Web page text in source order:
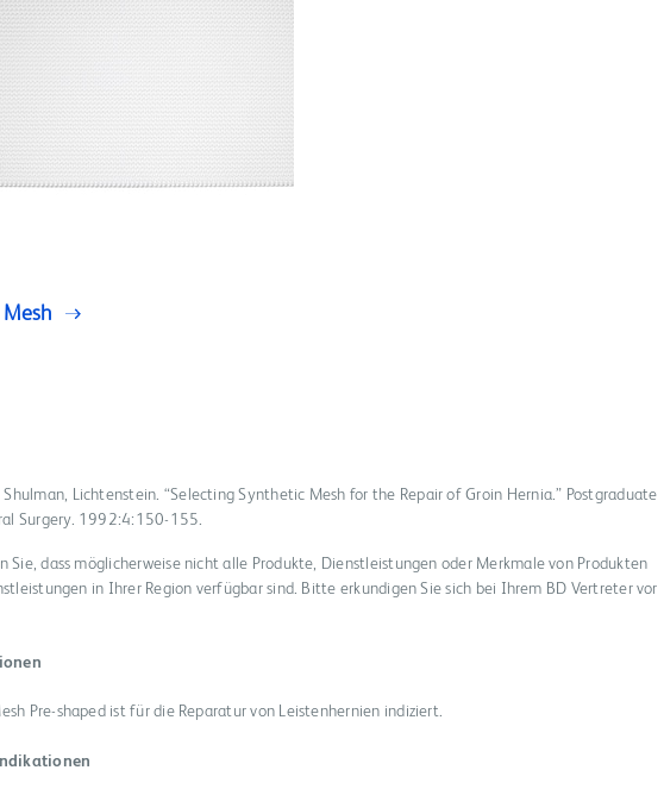
Shulman, Lichtenstein. “Selecting Synthetic Mesh for the Repair of Groin Hernia.” Postgraduate
Surgery. 1992:4:150-155.
Sie, dass möglicherweise nicht alle Produkte, Dienstleistungen oder Merkmale von Produkten
in Ihrer Region verfügbar sind. Bitte erkundigen Sie sich bei Ihrem BD Vertreter vor
Pre-shaped ist für die Reparatur von Leistenhernien indiziert.